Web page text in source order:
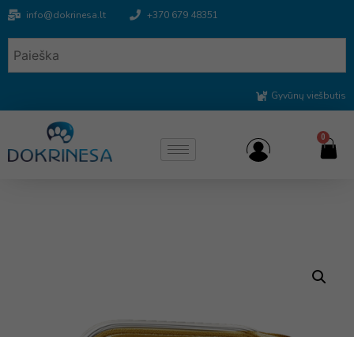
info@dokrinesa.lt +370 679 48351
Gyvūnų viešbutis
0